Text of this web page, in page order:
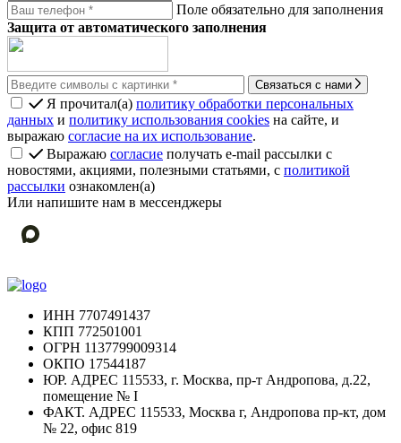
Поле обязательно для заполнения
Защита от автоматического заполнения
Связаться с нами
Я прочитал(а) политику обработки персональных
данных и политику использования cookies на сайте, и
выражаю согласие на их использование.
Выражаю согласие получать e-mail рассылки с
новостями, акциями, полезными статьями, с политикой
рассылки ознакомлен(а)
Или напишите нам в мессенджеры
ИНН 7707491437
КПП 772501001
ОГРН 1137799009314
ОКПО 17544187
ЮР. АДРЕС 115533, г. Москва, пр-т Андропова, д.22,
помещение № I
ФАКТ. АДРЕС 115533, Москва г, Андропова пр-кт, дом
№ 22, офис 819